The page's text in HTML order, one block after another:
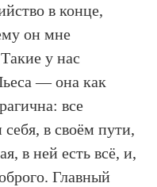
в конце,
он мне
у нас
— она как
все
в своём пути,
в ней есть всё, и,
Главный